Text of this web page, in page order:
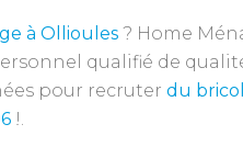
à Ollioules ? Home
qualifié de
pour recruter du
!.